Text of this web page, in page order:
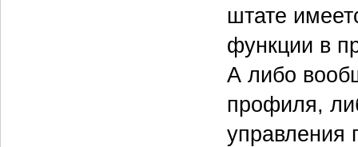
штате
функции в
А либо
профиля,
управления